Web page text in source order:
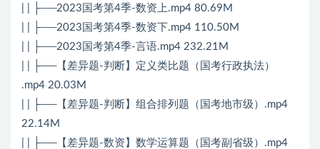
| | ├──2023国考第4季-数资上.mp4 80.69M
| | ├──2023国考第4季-数资下.mp4 110.50M
| | ├──2023国考第4季-言语.mp4 232.21M
| | ├──【差异题-判断】定义类比题（国考行政执法）
.mp4 20.03M
| | ├──【差异题-判断】组合排列题（国考地市级）.mp4
22.14M
| | ├──【差异题-数资】数学运算题（国考副省级）.mp4